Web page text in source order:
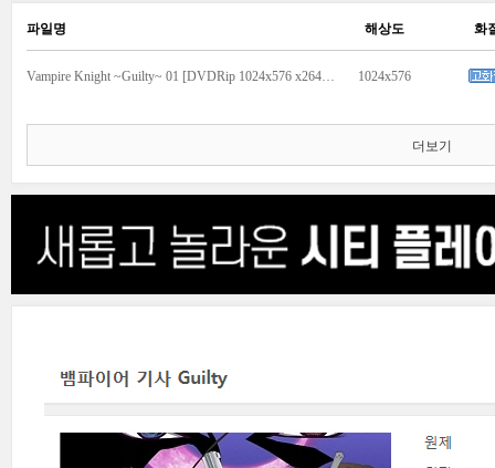
파일명 해상도 화
Vampire Knight ~Guilty~ 01 [DVDRip 1024x576 x264 FLAC].mkv 1024x576
더보기